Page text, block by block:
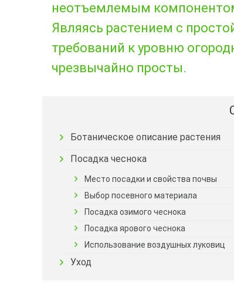
неотъемлемым
Являясь растением с
требований к уровню
чрезвычайно просты.
Ботаническое описание растения
Посадка чеснока
Место посадки и свойства почвы
Выбор посевного материала
Посадка озимого чеснока
Посадка ярового чеснока
Использование воздушных луковиц
Уход